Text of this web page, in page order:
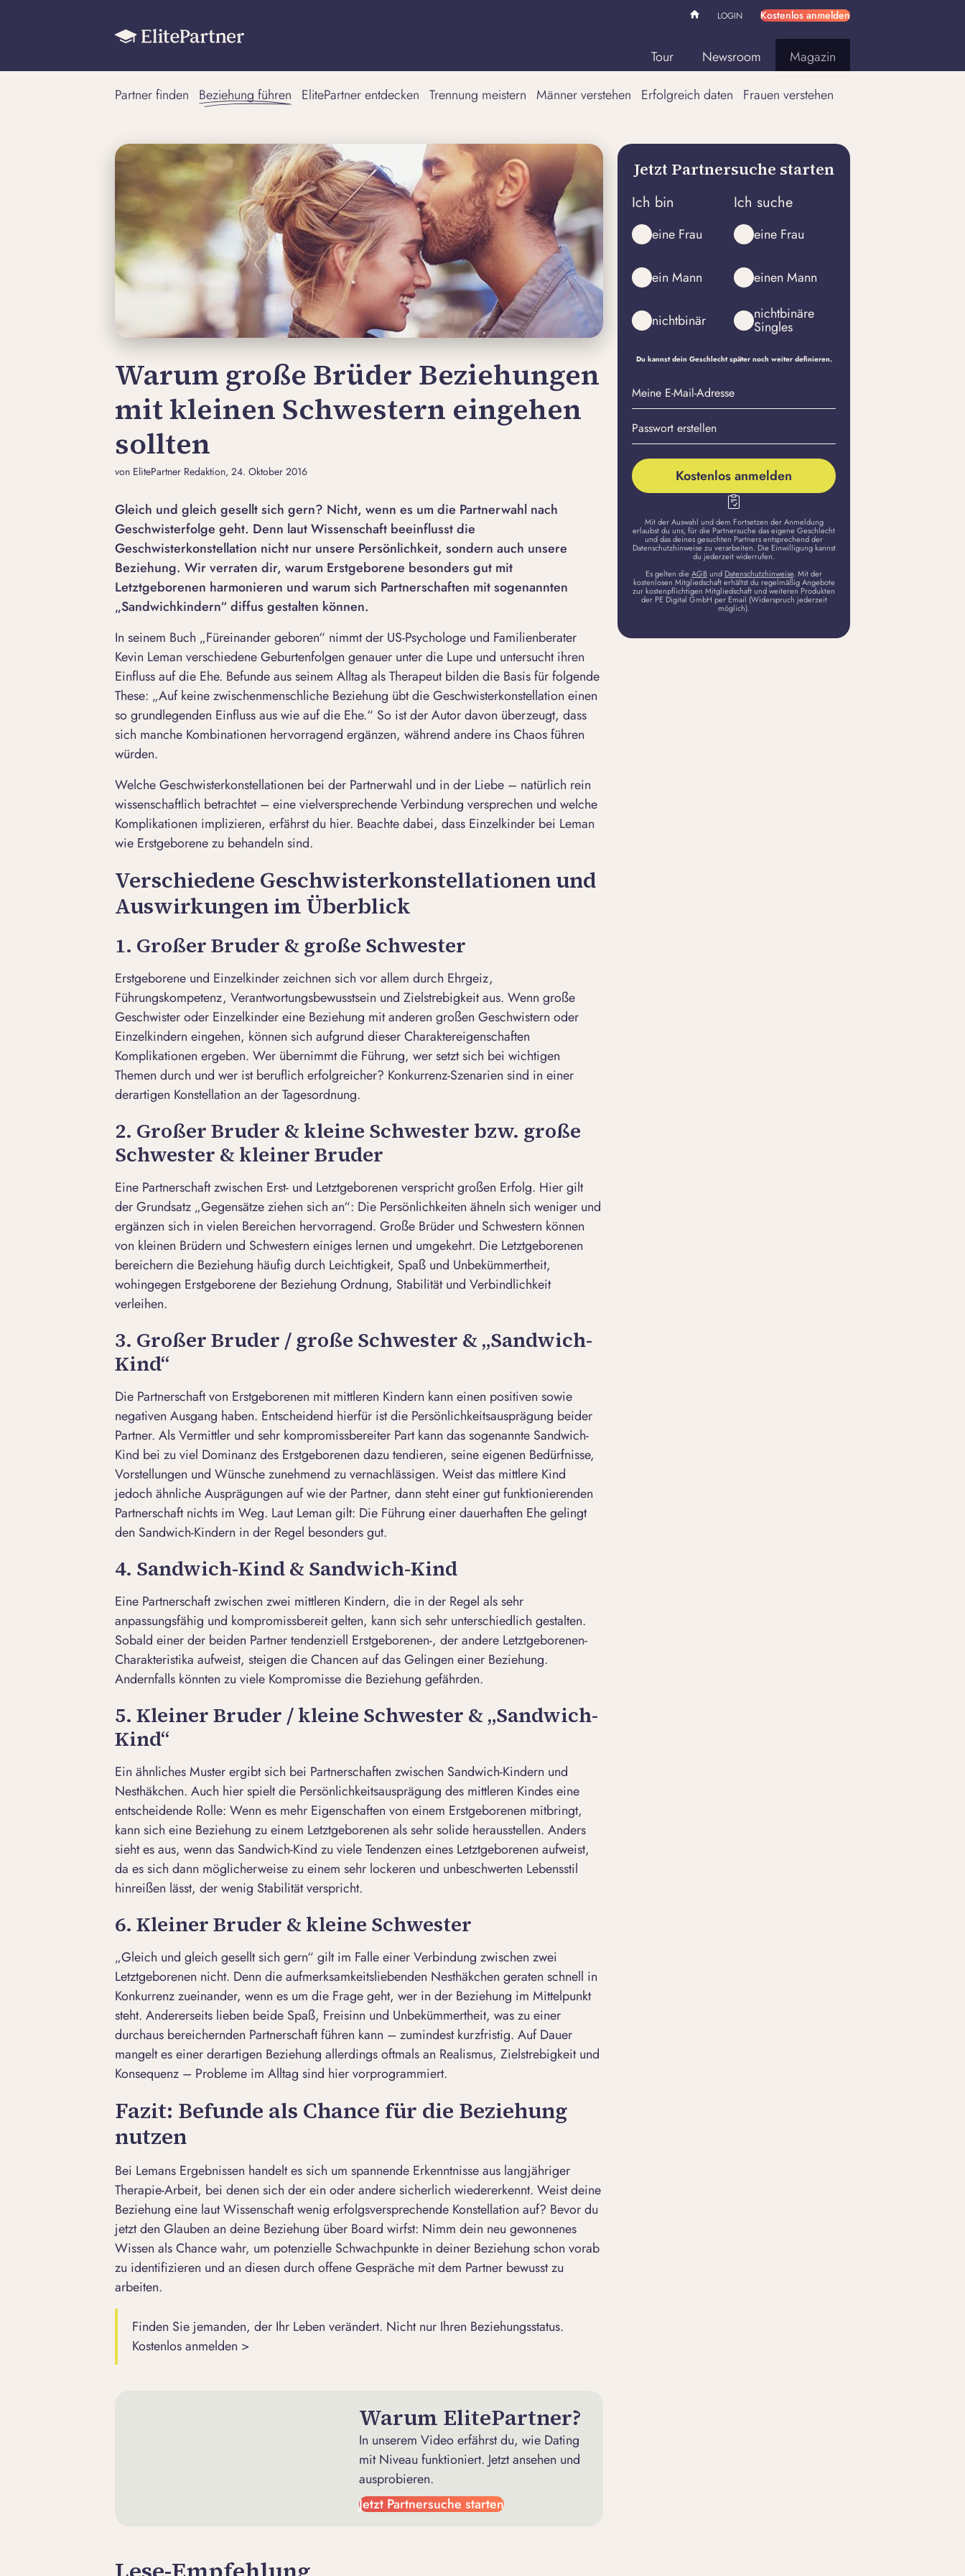
LOGIN Kostenlos anmelden
Tour Newsroom Magazin
Partner finden Beziehung führen ElitePartner entdecken Trennung meistern Männer verstehen Erfolgreich daten Frauen verstehen
Warum große Brüder Beziehungen
mit kleinen Schwestern eingehen
sollten
von ElitePartner Redaktion, 24. Oktober 2016
Gleich und gleich gesellt sich gern? Nicht, wenn es um die Partnerwahl nach
Geschwisterfolge geht. Denn laut Wissenschaft beeinflusst die
Geschwisterkonstellation nicht nur unsere Persönlichkeit, sondern auch unsere
Beziehung. Wir verraten dir, warum Erstgeborene besonders gut mit
Letztgeborenen harmonieren und warum sich Partnerschaften mit sogenannten
„Sandwichkindern“ diffus gestalten können.
In seinem Buch „Füreinander geboren“ nimmt der US-Psychologe und Familienberater
Kevin Leman verschiedene Geburtenfolgen genauer unter die Lupe und untersucht ihren
Einfluss auf die Ehe. Befunde aus seinem Alltag als Therapeut bilden die Basis für folgende
These: „Auf keine zwischenmenschliche Beziehung übt die Geschwisterkonstellation einen
so grundlegenden Einfluss aus wie auf die Ehe.“ So ist der Autor davon überzeugt, dass
sich manche Kombinationen hervorragend ergänzen, während andere ins Chaos führen
würden.
Welche Geschwisterkonstellationen bei der Partnerwahl und in der Liebe – natürlich rein
wissenschaftlich betrachtet – eine vielversprechende Verbindung versprechen und welche
Komplikationen implizieren, erfährst du hier. Beachte dabei, dass Einzelkinder bei Leman
wie Erstgeborene zu behandeln sind.
Verschiedene Geschwisterkonstellationen und
Auswirkungen im Überblick
1. Großer Bruder & große Schwester
Erstgeborene und Einzelkinder zeichnen sich vor allem durch Ehrgeiz,
Führungskompetenz, Verantwortungsbewusstsein und Zielstrebigkeit aus. Wenn große
Geschwister oder Einzelkinder eine Beziehung mit anderen großen Geschwistern oder
Einzelkindern eingehen, können sich aufgrund dieser Charaktereigenschaften
Komplikationen ergeben. Wer übernimmt die Führung, wer setzt sich bei wichtigen
Themen durch und wer ist beruflich erfolgreicher? Konkurrenz-Szenarien sind in einer
derartigen Konstellation an der Tagesordnung.
2. Großer Bruder & kleine Schwester bzw. große
Schwester & kleiner Bruder
Eine Partnerschaft zwischen Erst- und Letztgeborenen verspricht großen Erfolg. Hier gilt
der Grundsatz „Gegensätze ziehen sich an“: Die Persönlichkeiten ähneln sich weniger und
ergänzen sich in vielen Bereichen hervorragend. Große Brüder und Schwestern können
von kleinen Brüdern und Schwestern einiges lernen und umgekehrt. Die Letztgeborenen
bereichern die Beziehung häufig durch Leichtigkeit, Spaß und Unbekümmertheit,
wohingegen Erstgeborene der Beziehung Ordnung, Stabilität und Verbindlichkeit
verleihen.
3. Großer Bruder / große Schwester & „Sandwich-
Kind“
Die Partnerschaft von Erstgeborenen mit mittleren Kindern kann einen positiven sowie
negativen Ausgang haben. Entscheidend hierfür ist die Persönlichkeitsausprägung beider
Partner. Als Vermittler und sehr kompromissbereiter Part kann das sogenannte Sandwich-
Kind bei zu viel Dominanz des Erstgeborenen dazu tendieren, seine eigenen Bedürfnisse,
Vorstellungen und Wünsche zunehmend zu vernachlässigen. Weist das mittlere Kind
jedoch ähnliche Ausprägungen auf wie der Partner, dann steht einer gut funktionierenden
Partnerschaft nichts im Weg. Laut Leman gilt: Die Führung einer dauerhaften Ehe gelingt
den Sandwich-Kindern in der Regel besonders gut.
4. Sandwich-Kind & Sandwich-Kind
Eine Partnerschaft zwischen zwei mittleren Kindern, die in der Regel als sehr
anpassungsfähig und kompromissbereit gelten, kann sich sehr unterschiedlich gestalten.
Sobald einer der beiden Partner tendenziell Erstgeborenen-, der andere Letztgeborenen-
Charakteristika aufweist, steigen die Chancen auf das Gelingen einer Beziehung.
Andernfalls könnten zu viele Kompromisse die Beziehung gefährden.
5. Kleiner Bruder / kleine Schwester & „Sandwich-
Kind“
Ein ähnliches Muster ergibt sich bei Partnerschaften zwischen Sandwich-Kindern und
Nesthäkchen. Auch hier spielt die Persönlichkeitsausprägung des mittleren Kindes eine
entscheidende Rolle: Wenn es mehr Eigenschaften von einem Erstgeborenen mitbringt,
kann sich eine Beziehung zu einem Letztgeborenen als sehr solide herausstellen. Anders
sieht es aus, wenn das Sandwich-Kind zu viele Tendenzen eines Letztgeborenen aufweist,
da es sich dann möglicherweise zu einem sehr lockeren und unbeschwerten Lebensstil
hinreißen lässt, der wenig Stabilität verspricht.
6. Kleiner Bruder & kleine Schwester
„Gleich und gleich gesellt sich gern“ gilt im Falle einer Verbindung zwischen zwei
Letztgeborenen nicht. Denn die aufmerksamkeitsliebenden Nesthäkchen geraten schnell in
Konkurrenz zueinander, wenn es um die Frage geht, wer in der Beziehung im Mittelpunkt
steht. Andererseits lieben beide Spaß, Freisinn und Unbekümmertheit, was zu einer
durchaus bereichernden Partnerschaft führen kann – zumindest kurzfristig. Auf Dauer
mangelt es einer derartigen Beziehung allerdings oftmals an Realismus, Zielstrebigkeit und
Konsequenz – Probleme im Alltag sind hier vorprogrammiert.
Fazit: Befunde als Chance für die Beziehung
nutzen
Bei Lemans Ergebnissen handelt es sich um spannende Erkenntnisse aus langjähriger
Therapie-Arbeit, bei denen sich der ein oder andere sicherlich wiedererkennt. Weist deine
Beziehung eine laut Wissenschaft wenig erfolgsversprechende Konstellation auf? Bevor du
jetzt den Glauben an deine Beziehung über Board wirfst: Nimm dein neu gewonnenes
Wissen als Chance wahr, um potenzielle Schwachpunkte in deiner Beziehung schon vorab
zu identifizieren und an diesen durch offene Gespräche mit dem Partner bewusst zu
arbeiten.
Finden Sie jemanden, der Ihr Leben verändert. Nicht nur Ihren Beziehungsstatus.
Kostenlos anmelden >
Warum ElitePartner?
In unserem Video erfährst du, wie Dating
mit Niveau funktioniert. Jetzt ansehen und
ausprobieren.
Jetzt Partnersuche starten
Jetzt Partnersuche starten
Ich bin
eine Frau
ein Mann
nichtbinär
Ich suche
eine Frau
einen Mann
nichtbinäre
Singles
Du kannst dein Geschlecht später noch weiter definieren.
Meine
E-
Mail-
Adresse
Passwort
erstellen
Kostenlos anmelden
Mit der Auswahl und dem Fortsetzen der Anmeldung
erlaubst du uns, für die Partnersuche das eigene Geschlecht
und das deines gesuchten Partners entsprechend der
Datenschutzhinweise zu verarbeiten. Die Einwilligung kannst
du jederzeit widerrufen.
Es gelten dieAGBund Datenschutzhinweise. Mit der
kostenlosen Mitgliedschaft erhältst du regelmäßig Angebote
zur kostenpflichtigen Mitgliedschaft und weiteren Produkten
der PE Digital GmbH per Email (Widerspruch jederzeit
möglich).